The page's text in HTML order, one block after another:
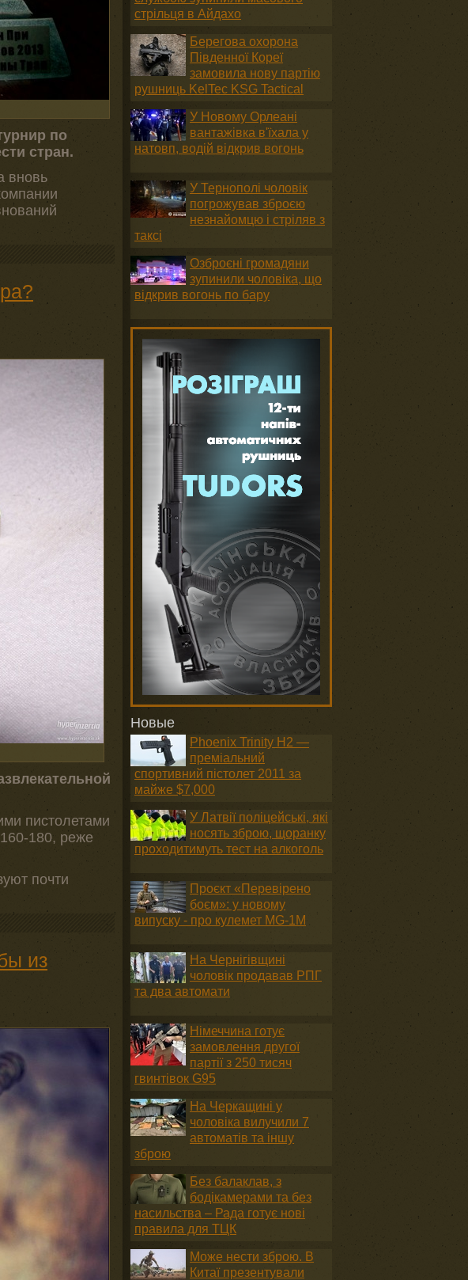
по
стран.
вновь
пистолетами
180, реже
почти
из
стрільця в Айдахо
Берегова охорона
Південної Кореї
замовила нову партію
рушниць KelTec KSG Tactical
У Новому Орлеані
вантажівка в'їхала у
натовп, водій відкрив вогонь
У Тернополі чоловік
погрожував зброєю
незнайомцю і стріляв з
таксі
Озброєні громадяни
зупинили чоловіка, що
відкрив вогонь по бару
Новые
Phoenix Trinity H2 —
преміальний
спортивний пістолет 2011 за
майже $7,000
У Латвії поліцейські, які
носять зброю, щоранку
проходитимуть тест на алкоголь
Проєкт «Перевірено
боєм»: у новому
випуску - про кулемет MG-1М
На Чернігівщині
чоловік продавав РПГ
та два автомати
Німеччина готує
замовлення другої
партії з 250 тисяч
гвинтівок G95
На Черкащині у
чоловіка вилучили 7
автоматів та іншу
зброю
Без балаклав, з
бодікамерами та без
насильства – Рада готує нові
правила для ТЦК
Може нести зброю. В
Китаї презентували